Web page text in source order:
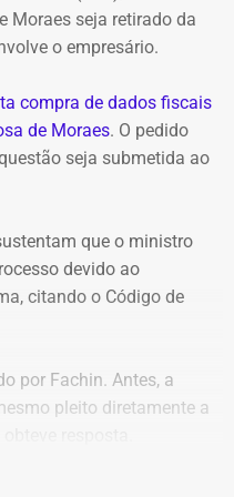
estão atacando a
sucesso das campanhas
a incidência de
rubéola, difteria,
dos episódios no
vacinas durante a
A criança tem
negou a ela? Você vai
Me reuni com minha
contra o Estatuto da
você é criminoso e tem
Moraes seja retirado da
o empresário.
compra de dados fiscais
de Moraes. O pedido
seja submetida ao
que o ministro
devido ao
citando o Código de
por Fachin. Antes, a
pleito diretamente a